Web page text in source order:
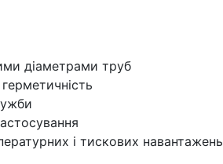
діаметрами труб
і тискових навантажень